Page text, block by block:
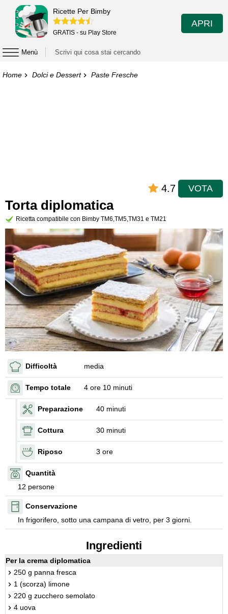
Ricette Per Bimby
GRATIS - su Play Store
APRI
Menù
Home Dolci e Dessert Paste Fresche
4.7 VOTA
Torta diplomatica
Ricetta compatibile con Bimby TM6,TM5,TM31 e TM21
Difficoltà media
Tempo totale 4 ore 10 minuti
Preparazione 40 minuti
Cottura 30 minuti
Riposo 3 ore
Quantità
12 persone
Conservazione
In frigorifero, sotto una campana di vetro, per 3 giorni.
Ingredienti
Per la crema diplomatica
250 g panna fresca
1 (scorza) limone
220 g zucchero semolato
4 uova